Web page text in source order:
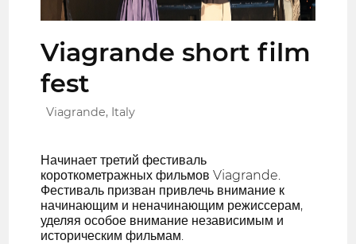
Viagrande short film
fest
Viagrande, Italy
Начинает третий фестиваль
короткометражных фильмов Viagrande.
Фестиваль призван привлечь внимание к
начинающим и неначинающим режиссерам,
уделяя особое внимание независимым и
историческим фильмам.